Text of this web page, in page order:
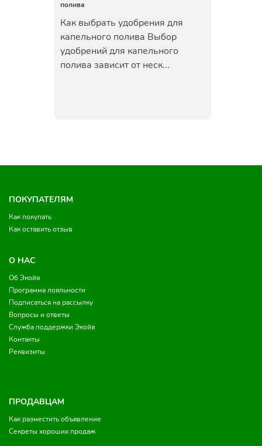
полива
Как выбрать удобрения для
капельного полива Выбор
удобрений для капельного
полива зависит от неск...
ПОКУПАТЕЛЯМ
Как покупать
Как оставить отзыв
О НАС
Об Экойя
Программа лояльности
Подписаться на рассылку
Вопросы и ответы
Служба поддержки Экойя
Контакты
Реквизиты
ПРОДАВЦАМ
Как разместить объявление
Секреты хороших продаж